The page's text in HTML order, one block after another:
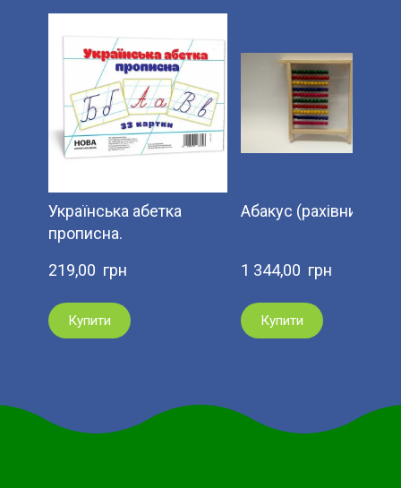
Українська абетка
прописна.
219,00  грн
Купити
Абакус (рахівниця)
1 344,00  грн
Купити